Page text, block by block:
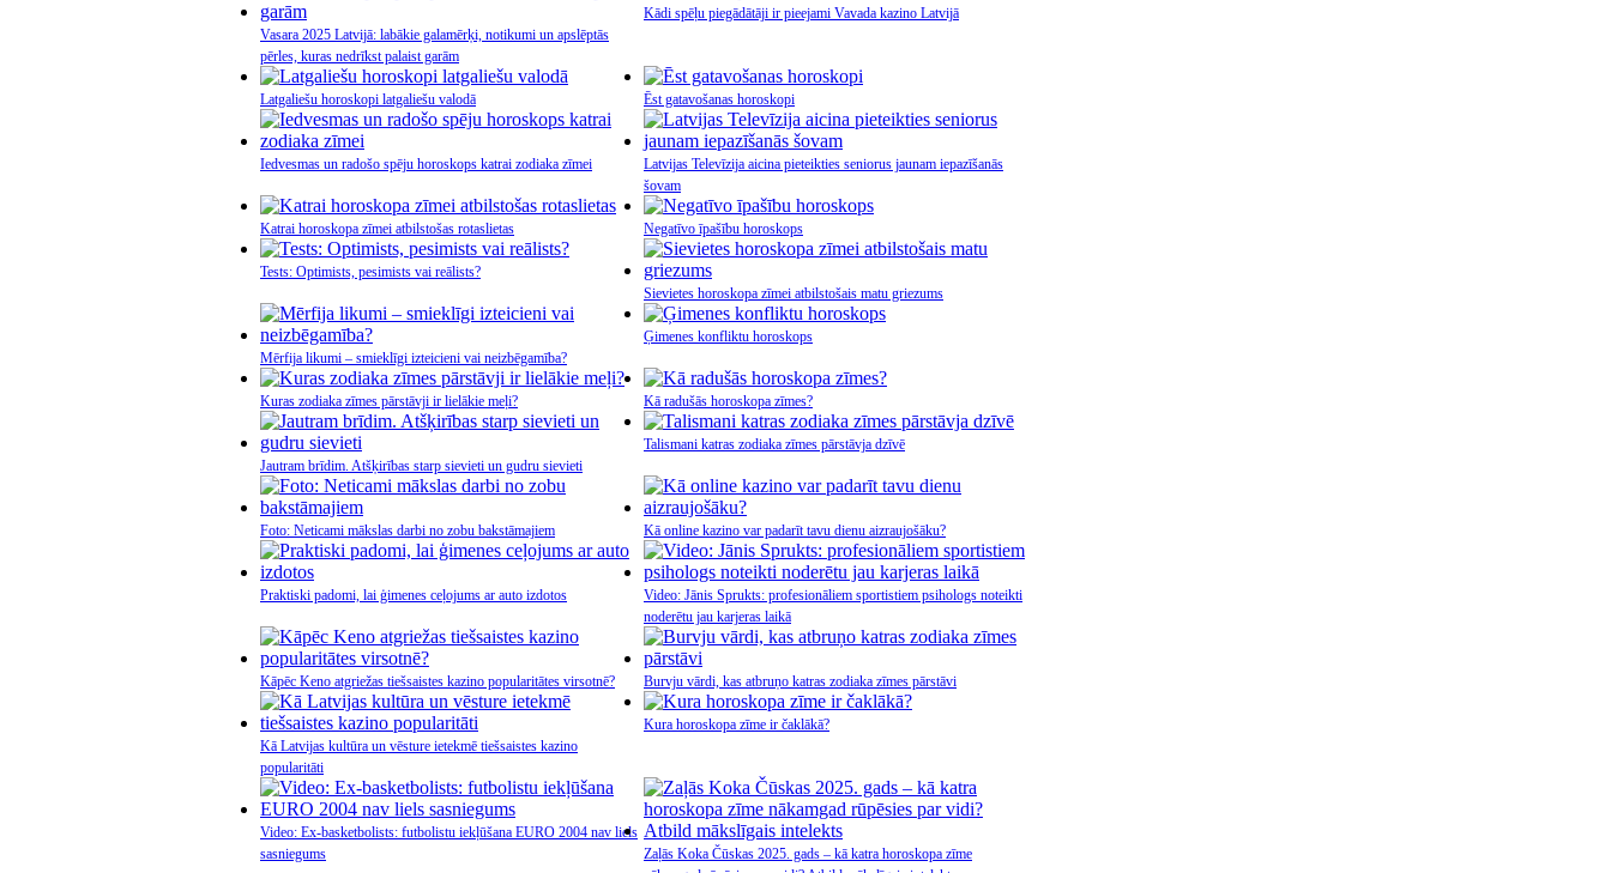
Vasara 2025 Latvijā: labākie galamērķi, notikumi un apslēptās
pērles, kuras nedrīkst palaist garām
Kādi spēļu piegādātāji ir pieejami Vavada kazino Latvijā
Latgaliešu horoskopi latgaliešu valodā Ēst gatavošanas horoskopi
Iedvesmas un radošo spēju horoskops katrai zodiaka zīmei
Latvijas Televīzija aicina pieteikties seniorus jaunam iepazīšanās
šovam
Katrai horoskopa zīmei atbilstošas rotaslietas Negatīvo īpašību horoskops
Tests: Optimists, pesimists vai reālists?
Sievietes horoskopa zīmei atbilstošais matu griezums
Mērfija likumi – smieklīgi izteicieni vai neizbēgamība?
Ģimenes konfliktu horoskops
Kuras zodiaka zīmes pārstāvji ir lielākie meļi? Kā radušās horoskopa zīmes?
Jautram brīdim. Atšķirības starp sievieti un gudru sievieti
Talismani katras zodiaka zīmes pārstāvja dzīvē
Foto: Neticami mākslas darbi no zobu bakstāmajiem Kā online kazino var padarīt tavu dienu aizraujošāku?
Praktiski padomi, lai ģimenes ceļojums ar auto izdotos
Video: Jānis Sprukts: profesionāliem sportistiem psihologs noteikti
noderētu jau karjeras laikā
Kāpēc Keno atgriežas tiešsaistes kazino popularitātes virsotnē? Burvju vārdi, kas atbruņo katras zodiaka zīmes pārstāvi
Kā Latvijas kultūra un vēsture ietekmē tiešsaistes kazino
popularitāti
Kura horoskopa zīme ir čaklākā?
Video: Ex-basketbolists: futbolistu iekļūšana EURO 2004 nav liels
sasniegums
Zaļās Koka Čūskas 2025. gads – kā katra horoskopa zīme